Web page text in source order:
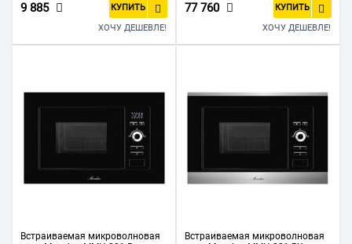
9 885 КУПИТЬ
ХОЧУ ДЕШЕВЛЕ!
77 760 КУПИТЬ
ХОЧУ ДЕШЕВЛЕ!
Встраиваемая микроволновая
Встраиваемая микроволновая